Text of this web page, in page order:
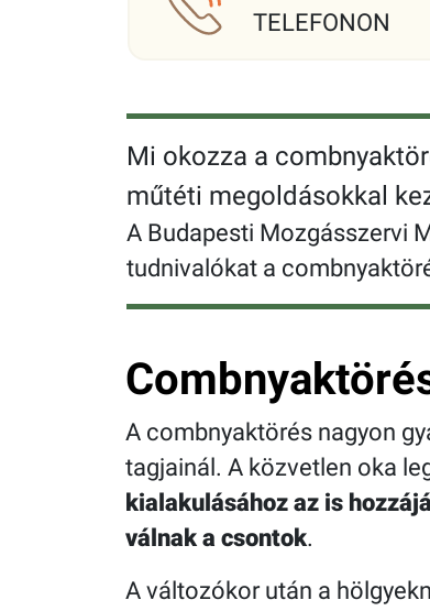
TELEFONON
Mi okozza a
műtéti megoldásokkal
A Budapesti Mozgásszervi
tudnivalókat a
A combnyaktörés nagyon
tagjainál. A közvetlen oka
kialakulásához az is
válnak a csontok.
A változókor után a